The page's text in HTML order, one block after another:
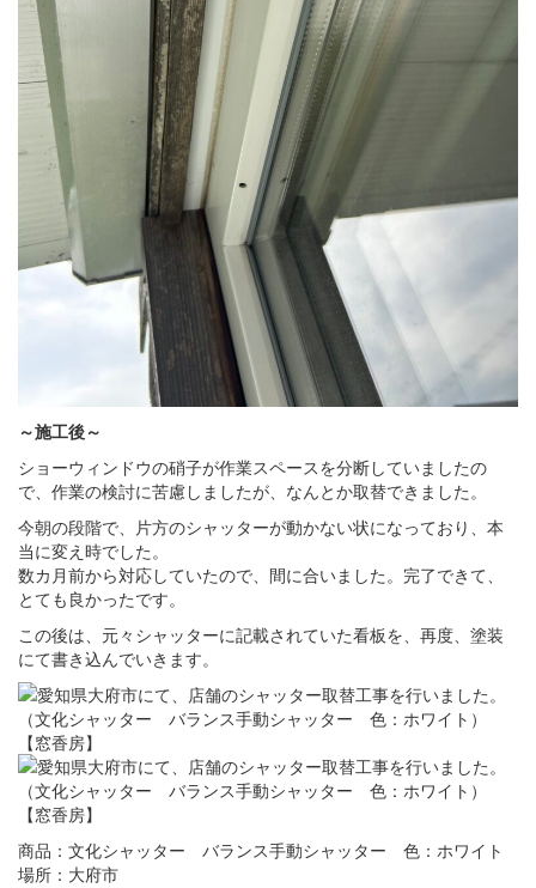
～施工後～
ショーウィンドウの硝子が作業スペースを分断していましたの
で、作業の検討に苦慮しましたが、なんとか取替できました。
今朝の段階で、片方のシャッターが動かない状になっており、本
当に変え時でした。
数カ月前から対応していたので、間に合いました。完了できて、
とても良かったです。
この後は、元々シャッターに記載されていた看板を、再度、塗装
にて書き込んでいきます。
商品：文化シャッター バランス手動シャッター 色：ホワイト
場所：大府市